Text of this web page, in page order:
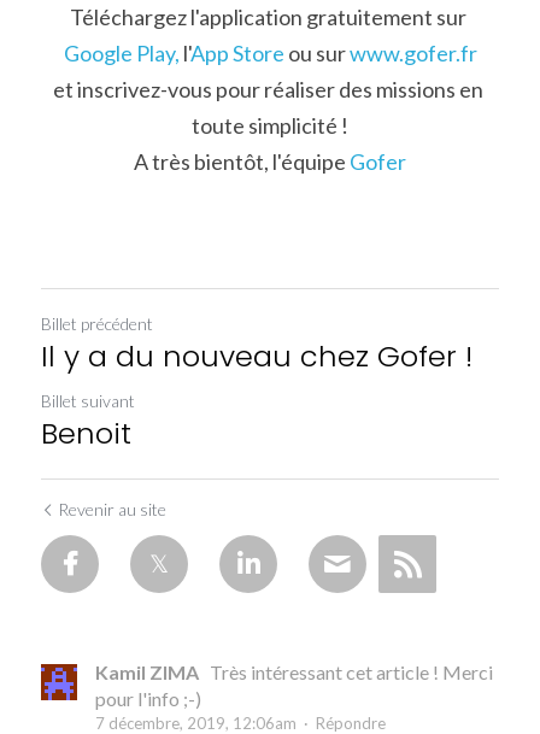
Google Play, l'App Store ou sur www.gofer.fr
et inscrivez-vous pour réaliser des missions en
toute simplicité !
A très bientôt, l'équipe Gofer
Billet précédent
Il y a du nouveau chez Gofer !
Billet suivant
Benoit
Revenir au site
Kamil ZIMA Très intéressant cet article ! Merci
pour l'info ;-)
7 décembre, 2019, 12:06am · Répondre